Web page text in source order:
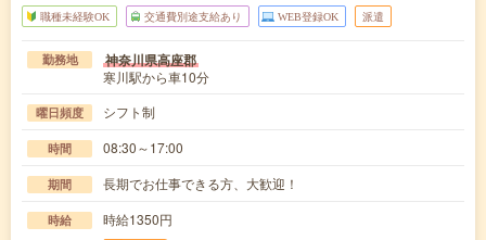
職種未経験OK 交通費別途支給あり WEB登録OK 派遣
勤務地 神奈川県高座郡
寒川駅から車10分
曜日頻度 シフト制
時間 08:30～17:00
期間 長期でお仕事できる方、大歓迎！
時給 時給1350円